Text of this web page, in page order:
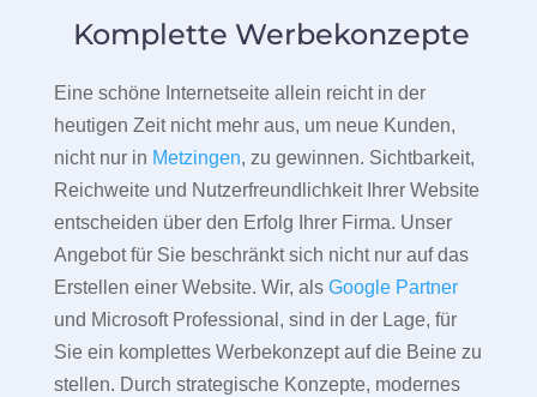
Komplette Werbekonzepte
Eine schöne Internetseite allein reicht in der
heutigen Zeit nicht mehr aus, um neue Kunden,
nicht nur in Metzingen, zu gewinnen. Sichtbarkeit,
Reichweite und Nutzerfreundlichkeit Ihrer Website
entscheiden über den Erfolg Ihrer Firma. Unser
Angebot für Sie beschränkt sich nicht nur auf das
Erstellen einer Website. Wir, als Google Partner
und Microsoft Professional, sind in der Lage, für
Sie ein komplettes Werbekonzept auf die Beine zu
stellen. Durch strategische Konzepte, modernes